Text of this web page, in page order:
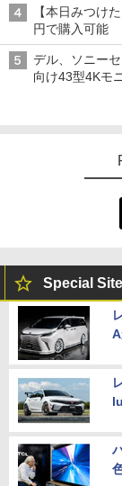
【本日みつけ
円で購入可能
デル、ソニー
向け43型4Kモ
Special Site